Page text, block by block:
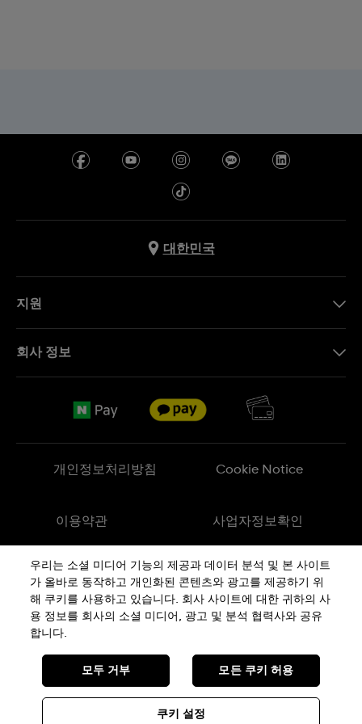
대한민국
지원
반품 정책
회사 정보
Sitemap
개인정보처리방침 Cookie Notice
이용약관 사업자정보확인
메이드 인 스위스
상호 : 스와치그룹코리아(주) | 대표 : STEPHEN DAMON DE LUCCHI
사업자등록번호: 220-81-01107
주소 : 서울특별시 서대문구
호스팅서비스사업자: www.akamai.com
개인정보관리책임자 : 유희용
© SWATCH AG 2026, ALL RIGHTS RESERVED: SWISS WATCHES
우리는 소셜 미디어 기능의 제공과 데이터 분석 및 본 사이트
가 올바로 동작하고 개인화된 콘텐츠와 광고를 제공하기 위
해 쿠키를 사용하고 있습니다. 회사 사이트에 대한 귀하의 사
용 정보를 회사의 소셜 미디어, 광고 및 분석 협력사와 공유
합니다.
쿠키 설정
모두 거부 모든 쿠키 허용